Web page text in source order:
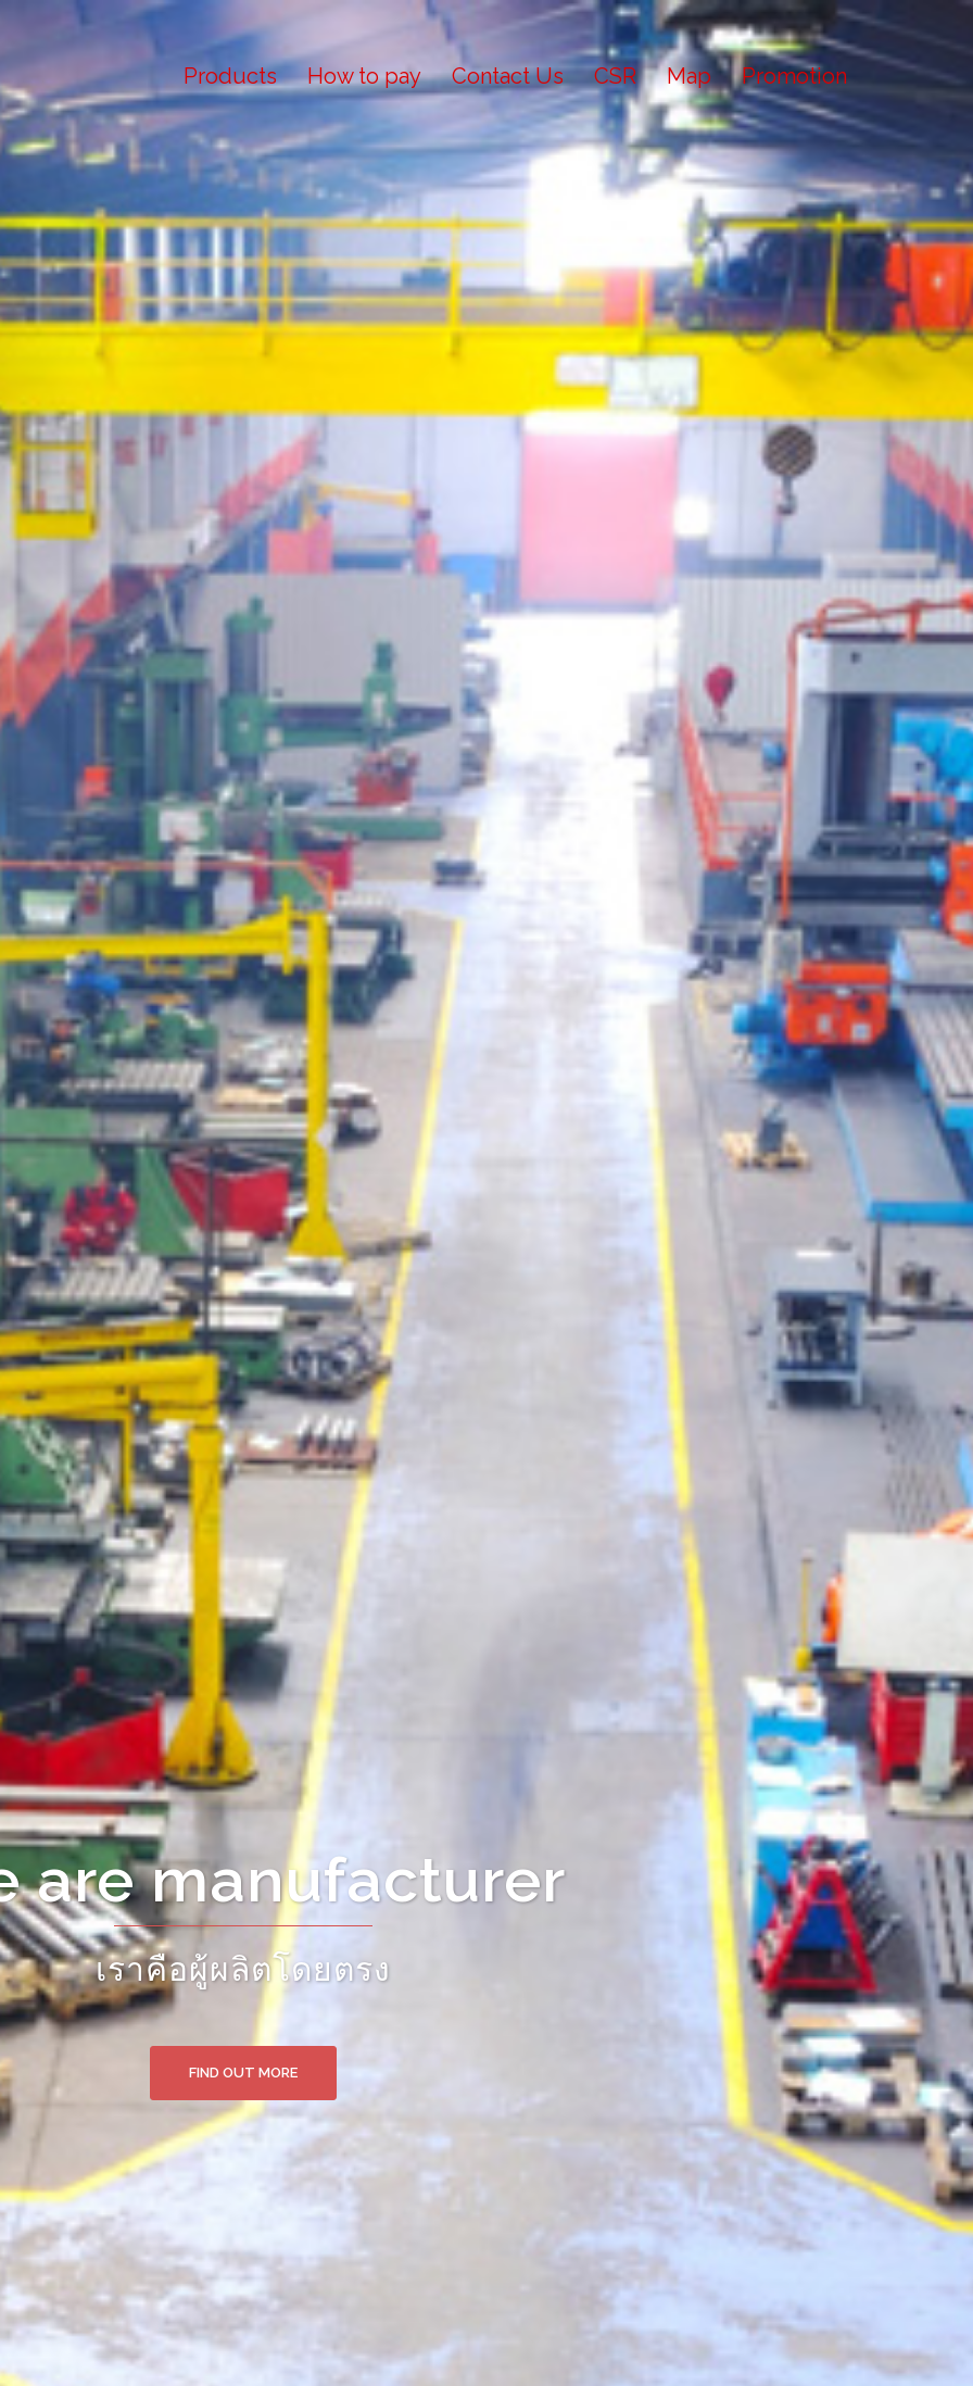
Products How to pay Contact Us CSR Map Promotion
from manufacturer
สินค้าจากแหล่งผลิตโดยตรง
FIND OUT MORE